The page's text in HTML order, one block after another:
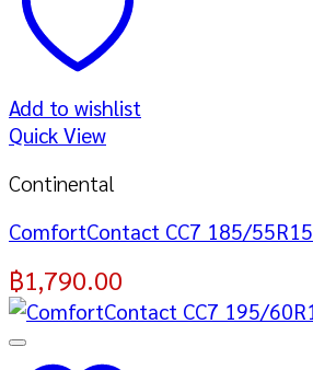
Add to wishlist
Quick View
Continental
ComfortContact CC7 185/55R15
฿1,790.00